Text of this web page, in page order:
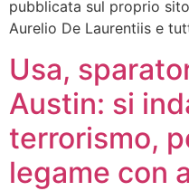
pubblicata sul proprio
Aurelio De Laurentiis e
Usa,
Austin: si
terrorismo,
legame con